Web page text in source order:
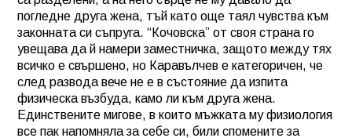
погледне друга жена, тъй като още таял чувства към
законната си съпруга. “Кочовска” от своя страна го
увещава да й намери заместничка, защото между тях
всичко е свършено, но Каравълчев е категоричен, че
след развода вече не е в състояние да изпита
физическа възбуда, камо ли към друга жена.
Единствените мигове, в които мъжката му физиология
все пак напомняла за себе си, били спомените за